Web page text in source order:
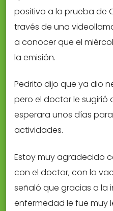
positivo a la prueba de
través de una
a conocer que el
la emisión.
Pedrito dijo que ya dio
pero el doctor le sugirió
esperara unos días
actividades.
Estoy muy agradecido
con el doctor, con la
señaló que gracias a la
enfermedad le fue muy